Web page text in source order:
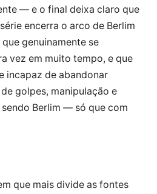
— e o final deixa claro que
encerra o arco de Berlim
genuinamente se
vez em muito tempo, e que
incapaz de abandonar
golpes, manipulação e
Berlim — só que com
que mais divide as fontes